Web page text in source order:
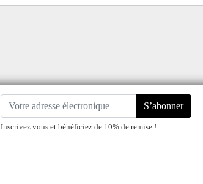
S’abonner
Inscrivez vous et bénéficiez de 10% de remise !